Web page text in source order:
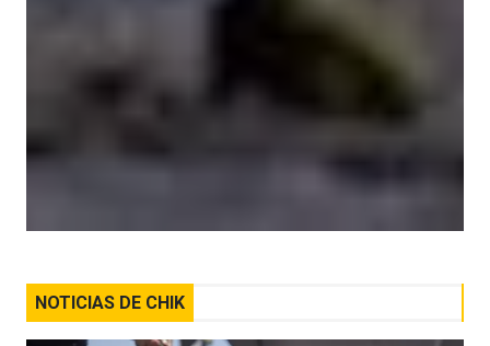
NOTICIAS DE CHIK